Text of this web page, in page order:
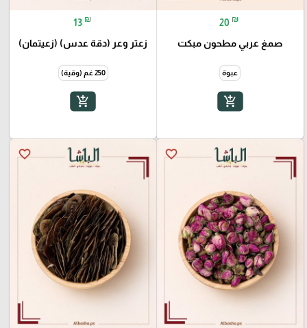
20 ₪
صمغ عربي مطحون مبكت
عبوة
add_shopping_cart
13 ₪
زعتر وعر (دقة عدس) (زعيتمان)
250 غم (وقية)
add_shopping_cart
favorite_border
favorite_border